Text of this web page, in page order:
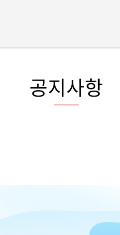
공지사항